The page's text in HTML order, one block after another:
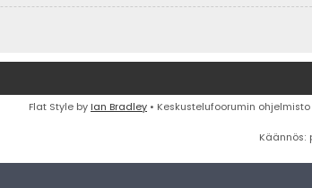
Flat Style by Ian Bradley • Keskustelufoorumin ohjelmisto
Käännös: